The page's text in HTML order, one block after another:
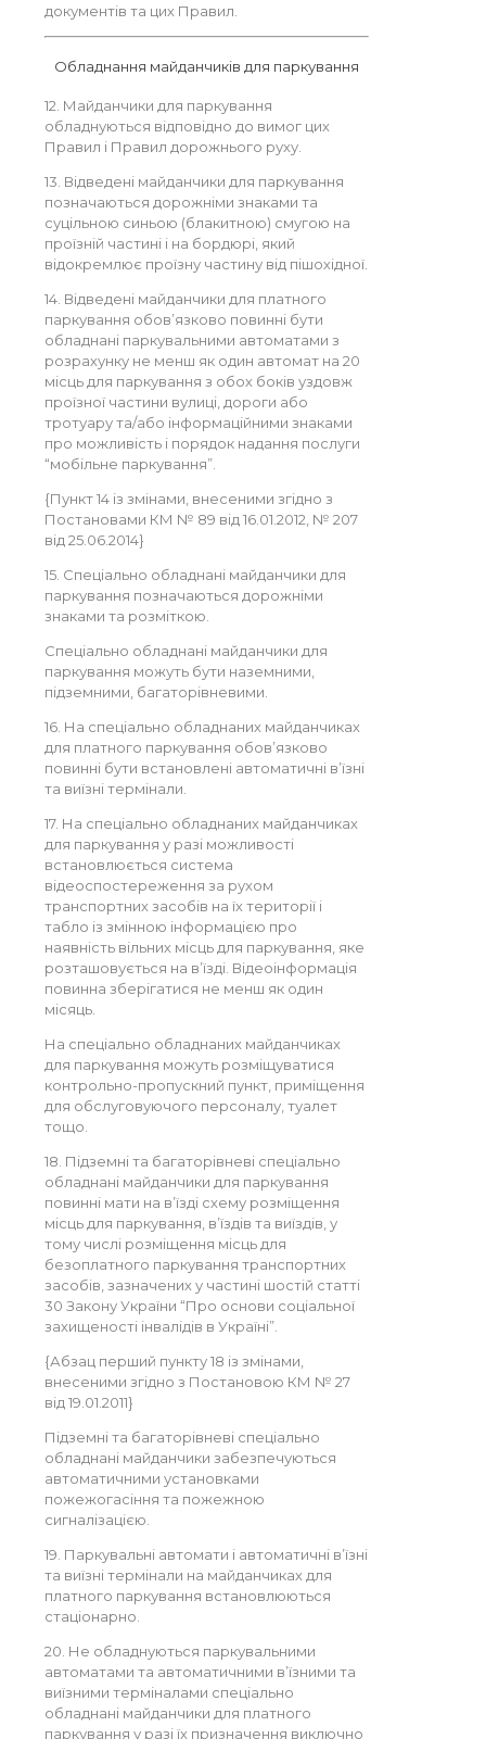
документів та цих Правил.
Обладнання майданчиків для паркування
12. Майданчики для паркування
обладнуються відповідно до вимог цих
Правил і Правил дорожнього руху.
13. Відведені майданчики для паркування
позначаються дорожніми знаками та
суцільною синьою (блакитною) смугою на
проїзній частині і на бордюрі, який
відокремлює проїзну частину від пішохідної.
14. Відведені майданчики для платного
паркування обов’язково повинні бути
обладнані паркувальними автоматами з
розрахунку не менш як один автомат на 20
місць для паркування з обох боків уздовж
проїзної частини вулиці, дороги або
тротуару та/або інформаційними знаками
про можливість і порядок надання послуги
“мобільне паркування”.
{Пункт 14 із змінами, внесеними згідно з
Постановами КМ № 89 від 16.01.2012, № 207
від 25.06.2014}
15. Спеціально обладнані майданчики для
паркування позначаються дорожніми
знаками та розміткою.
Спеціально обладнані майданчики для
паркування можуть бути наземними,
підземними, багаторівневими.
16. На спеціально обладнаних майданчиках
для платного паркування обов’язково
повинні бути встановлені автоматичні в’їзні
та виїзні термінали.
17. На спеціально обладнаних майданчиках
для паркування у разі можливості
встановлюється система
відеоспостереження за рухом
транспортних засобів на їх території і
табло із змінною інформацією про
наявність вільних місць для паркування, яке
розташовується на в’їзді. Відеоінформація
повинна зберігатися не менш як один
місяць.
На спеціально обладнаних майданчиках
для паркування можуть розміщуватися
контрольно-пропускний пункт, приміщення
для обслуговуючого персоналу, туалет
тощо.
18. Підземні та багаторівневі спеціально
обладнані майданчики для паркування
повинні мати на в’їзді схему розміщення
місць для паркування, в’їздів та виїздів, у
тому числі розміщення місць для
безоплатного паркування транспортних
засобів, зазначених у частині шостій статті
30 Закону України “Про основи соціальної
захищеності інвалідів в Україні”.
{Абзац перший пункту 18 із змінами,
внесеними згідно з Постановою КМ № 27
від 19.01.2011}
Підземні та багаторівневі спеціально
обладнані майданчики забезпечуються
автоматичними установками
пожежогасіння та пожежною
сигналізацією.
19. Паркувальні автомати і автоматичні в’їзні
та виїзні термінали на майданчиках для
платного паркування встановлюються
стаціонарно.
20. Не обладнуються паркувальними
автоматами та автоматичними в’їзними та
виїзними терміналами спеціально
обладнані майданчики для платного
паркування у разі їх призначення виключно